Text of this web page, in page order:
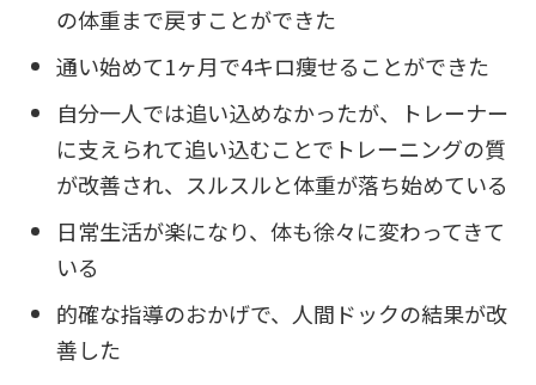
の体重まで戻すことができた
通い始めて1ヶ月で4キロ痩せることができた
自分一人では追い込めなかったが、トレーナー
に支えられて追い込むことでトレーニングの質
が改善され、スルスルと体重が落ち始めている
日常生活が楽になり、体も徐々に変わってきて
いる
的確な指導のおかげで、人間ドックの結果が改
善した